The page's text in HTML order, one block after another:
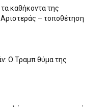
καθήκοντα της
– τοποθέτηση
Ο Τραμπ θύμα της